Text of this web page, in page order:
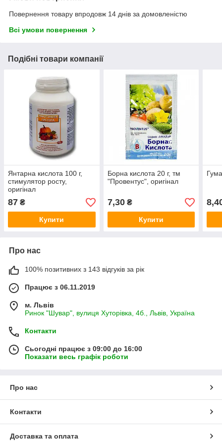
Повернення товару впродовж 14 днів за домовленістю
Всі умови повернення
Подібні товари компанії
Янтарна кислота 100 г,
стимулятор росту,
оригінал
87 ₴
Купити
Борна кислота 20 г, тм
"Провентус", оригінал
7,30₴
Купити
Про нас
100% позитивних з 143 відгуків за рік
Працює з 06.11.2019
м. Львів
Ринок "Шувар", вулиця Хуторівка, 4б., Львів, Україна
Контакти
Сьогодні працює з 09:00 до 16:00
Показати весь графік роботи
Про нас
Контакти
Доставка та оплата